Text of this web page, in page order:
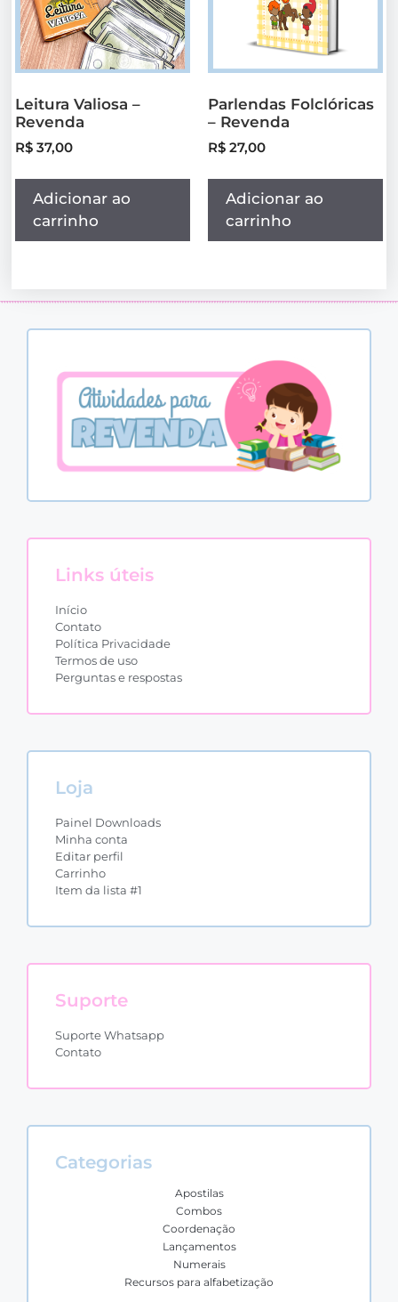
Leitura Valiosa –
Revenda
R$ 37,00
Adicionar ao
carrinho
Parlendas Folclóricas
– Revenda
R$ 27,00
Adicionar ao
carrinho
Links úteis
Início
Contato
Política Privacidade
Termos de uso
Perguntas e respostas
Loja
Painel Downloads
Minha conta
Editar perfil
Carrinho
Item da lista #1
Suporte
Suporte Whatsapp
Contato
Categorias
Apostilas
Combos
Coordenação
Lançamentos
Numerais
Recursos para alfabetização